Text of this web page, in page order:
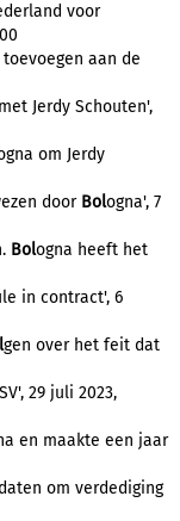
voor
aan de
Jerdy Schouten',
om Jerdy
door Bologna', 7
Bologna heeft het
in contract', 6
gen over het feit dat
29 juli 2023,
en maakte een jaar
om verdediging